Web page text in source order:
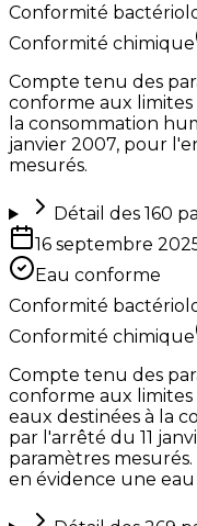
Conformité
Conformité chimique
Compte tenu des
conforme aux limites
la consommation
janvier 2007, pour
mesurés.
Détail des 160
16 septembre
Eau conforme
Conformité
Conformité chimique
Compte tenu des
conforme aux
eaux destinées à la
par l'arrêté du 11
paramètres
en évidence une